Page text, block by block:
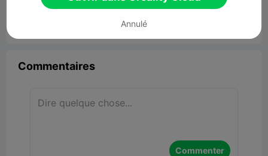
Commentaires
Commenter
Annulé